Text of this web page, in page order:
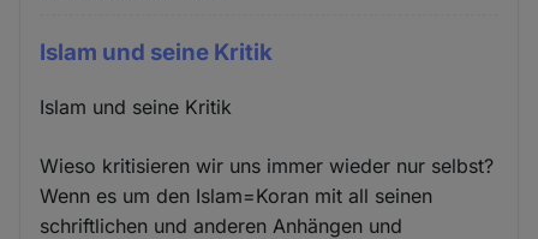
Islam und seine Kritik
Islam und seine Kritik
Wieso kritisieren wir uns immer wieder nur selbst?
Wenn es um den Islam=Koran mit all seinen
schriftlichen und anderen Anhängen und